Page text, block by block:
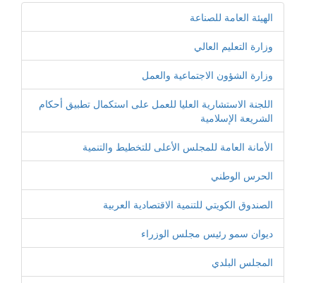
الهيئة العامة للصناعة
وزارة التعليم العالي
وزارة الشؤون الاجتماعية والعمل
اللجنة الاستشارية العليا للعمل على استكمال تطبيق أحكام
الشريعة الإسلامية
الأمانة العامة للمجلس الأعلى للتخطيط والتنمية
الحرس الوطني
الصندوق الكويتي للتنمية الاقتصادية العربية
ديوان سمو رئيس مجلس الوزراء
المجلس البلدي